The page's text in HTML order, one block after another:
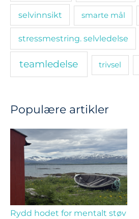
selvinnsikt smarte mål
stressmestring. selvledelse
teamledelse trivsel
Populære artikler
Rydd hodet for mentalt støv